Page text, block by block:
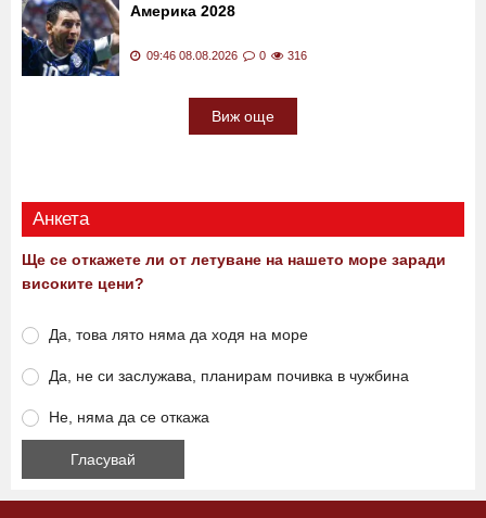
Америка 2028
09:46 08.08.2026 0 316
Виж още
Анкета
Ще се откажете ли от летуване на нашето море заради
високите цени?
Да, това лято няма да ходя на море
Да, не си заслужава, планирам почивка в чужбина
Не, няма да се откажа